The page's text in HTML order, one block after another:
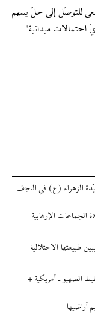
للتوصّل إلى حلّ يسهم
احتمالات ميدانية".
الزهراء (ع) في النجف
الإرهابية
طبيعتها الاحتلالية
الصهيو ـ أمريكية +
أراضيها